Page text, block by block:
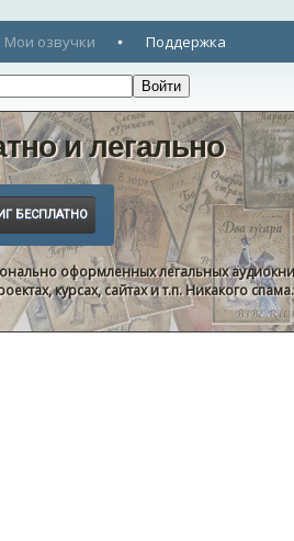
Мои озвучки Поддержка
и легально
оформленных легальных
курсах, сайтах и т.п. Никакого